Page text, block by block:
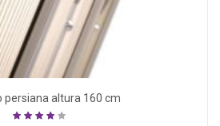
persiana altura 160 cm